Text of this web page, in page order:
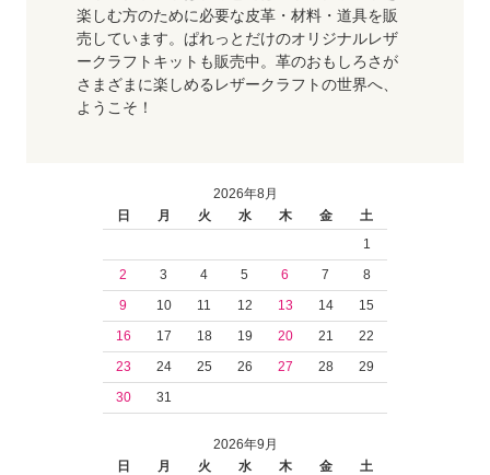
楽しむ方のために必要な皮革・材料・道具を販
売しています。ぱれっとだけのオリジナルレザ
ークラフトキットも販売中。革のおもしろさが
さまざまに楽しめるレザークラフトの世界へ、
ようこそ！
2026年8月
日
月 火 水 木 金
土
1
2
3 4 5 6 7
8
9
10 11 12 13 14
15
16
17 18 19 20 21
22
23
24 25 26 27 28
29
30
31
2026年9月
日
月 火 水 木 金
土